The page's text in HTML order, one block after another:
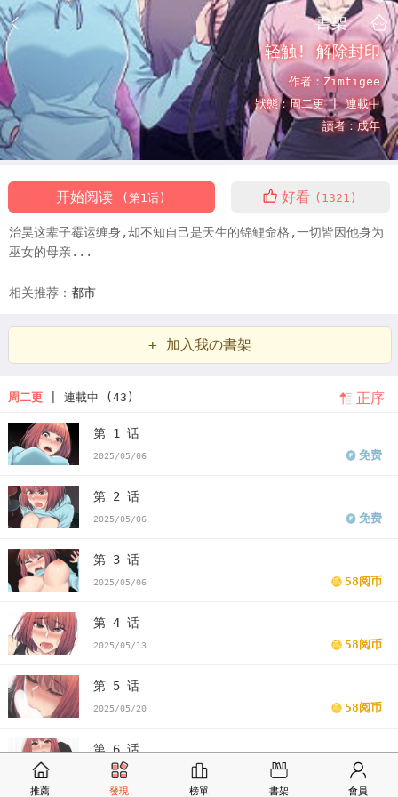
書架
轻触! 解除封印
作者： Zimtigee
狀態： 周二更 |連載中
讀者：成年
开始阅读 (第1话) 好看 (1321)
治昊这辈子霉运缠身,却不知自己是天生的锦鲤命格,一切皆因他身为
巫女的母亲...
相关推荐： 都市
+ 加入我の書架
周二更| 連載中 (43) 正序
第 1 话
2025/05/06 免费
第 2 话
2025/05/06 免费
第 3 话
2025/05/06 58阅币
第 4 话
2025/05/13 58阅币
第 5 话
2025/05/20 58阅币
第 6 话
2025/05/28 58阅币
推薦 發現 榜單 書架 會員